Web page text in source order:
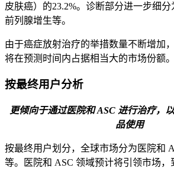
皮肤癌）的23.2%。诊断部分进一步细
前列腺增生等。
由于癌症放射治疗的举措数量不断增加
将在预测时间内占据相当大的市场份额。
按最终用户分析
更倾向于通过医院和 ASC 进行治疗，
品使用
按最终用户划分，全球市场分为医院和
等。医院和 ASC 领域预计将引领市场，